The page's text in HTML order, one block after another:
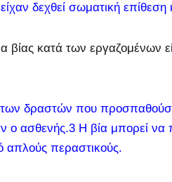
δεχθεί σωματική
βίας κατά των εργαζομένων
των δραστών που
ασθενής.3 Η βία μπορεί να
απλούς περαστικούς.